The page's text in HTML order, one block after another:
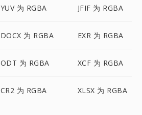
YUV 为 RGBA JFIF 为 RGBA
DOCX 为 RGBA EXR 为 RGBA
ODT 为 RGBA XCF 为 RGBA
CR2 为 RGBA XLSX 为 RGBA